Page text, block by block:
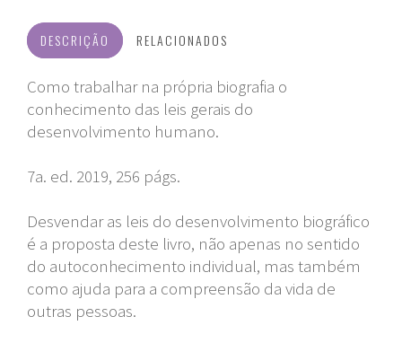
DESCRIÇÃO RELACIONADOS
Como trabalhar na própria biografia o
conhecimento das leis gerais do
desenvolvimento humano.
7a. ed. 2019, 256 págs.
Desvendar as leis do desenvolvimento biográfico
é a proposta deste livro, não apenas no sentido
do autoconhecimento individual, mas também
como ajuda para a compreensão da vida de
outras pessoas.